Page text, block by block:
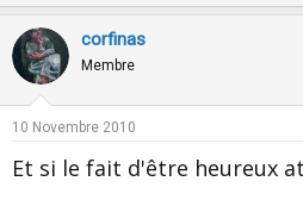
p
t
corfinas
Membre
10 Novembre 2010
Et si le fait d'être heureux